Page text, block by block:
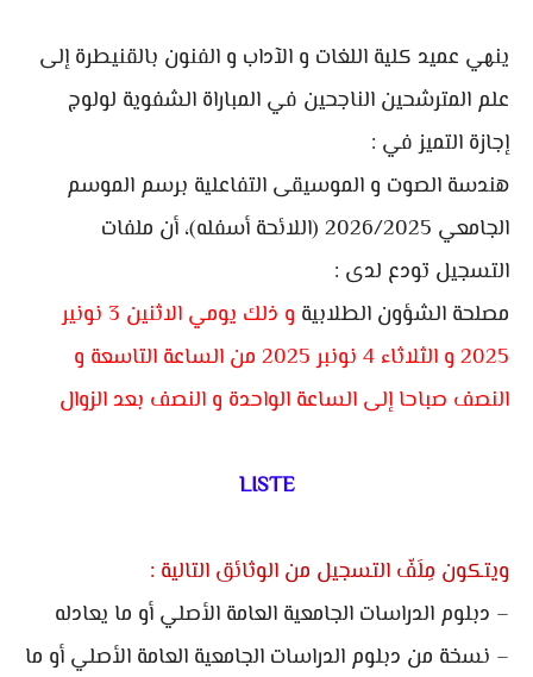
ينهي عميد كلية اللغات و الآداب و الفنون بالقنيطرة إلى
علم المترشحين الناجحين في المباراة الشفوية لولوج
إجازة التميز في :
هندسة الصوت و الموسيقى التفاعلية برسم الموسم
الجامعي 2026/2025 (اللائحة أسفله)، أن ملفات
التسجيل تودع لدى :
مصلحة الشؤون الطلابية
و ذلك يومي الاثنين 3 نونير
2025 و الثلاثاء 4 نونبر 2025 من الساعة التاسعة و
النصف صباحا إلى الساعة الواحدة و النصف بعد الزوال
LISTE
ويتكون مِلَفّ التسجيل من الوثائق التالية :
– دبلوم الدراسات الجامعية العامة الأصلي أو ما يعادله
– نسخة من دبلوم الدراسات الجامعية العامة الأصلي أو ما